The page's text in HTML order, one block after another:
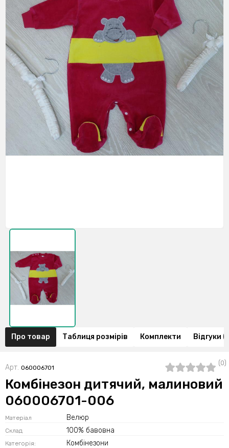
Про товар Таблиця розмірів Комплекти Відгуки
Арт. 060006701
(0)
Комбінезон дитячий, малиновий
060006701-006
Матеріал Велюр
Склад 100% бавовна
Категорія: Комбінезони